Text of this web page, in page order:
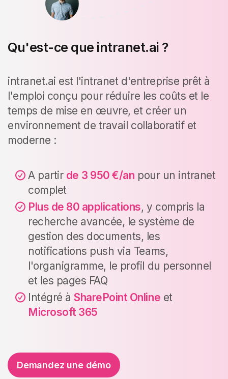
Qu'est-ce que intranet.ai ?
intranet.ai est l'intranet d'entreprise prêt à
l'emploi conçu pour réduire les coûts et le
temps de mise en œuvre, et créer un
environnement de travail collaboratif et
moderne :
A partir de 3 950 €/an pour un intranet
complet
Plus de 80 applications, y compris la
recherche avancée, le système de
gestion des documents, les
notifications push via Teams,
l'organigramme, le profil du personnel
et les pages FAQ
Intégré à SharePoint Online et
Microsoft 365
Demandez une démo